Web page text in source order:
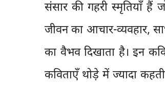
संसार की गहरी स्मृतियाँ
जीवन का आचार-व्यवहार,
का वैभव दिखाता है। इन
कविताएँ थोड़े में ज्यादा